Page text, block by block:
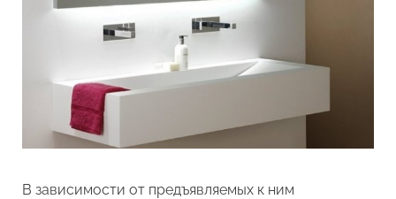
В зависимости от предъявляемых к ним